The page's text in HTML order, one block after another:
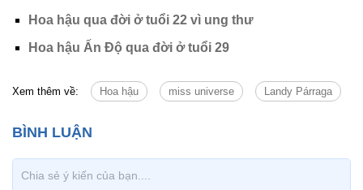
Hoa hậu qua đời ở tuổi 22 vì ung thư
Hoa hậu Ấn Độ qua đời ở tuổi 29
Xem thêm về: Hoa hậu miss universe Landy Párraga